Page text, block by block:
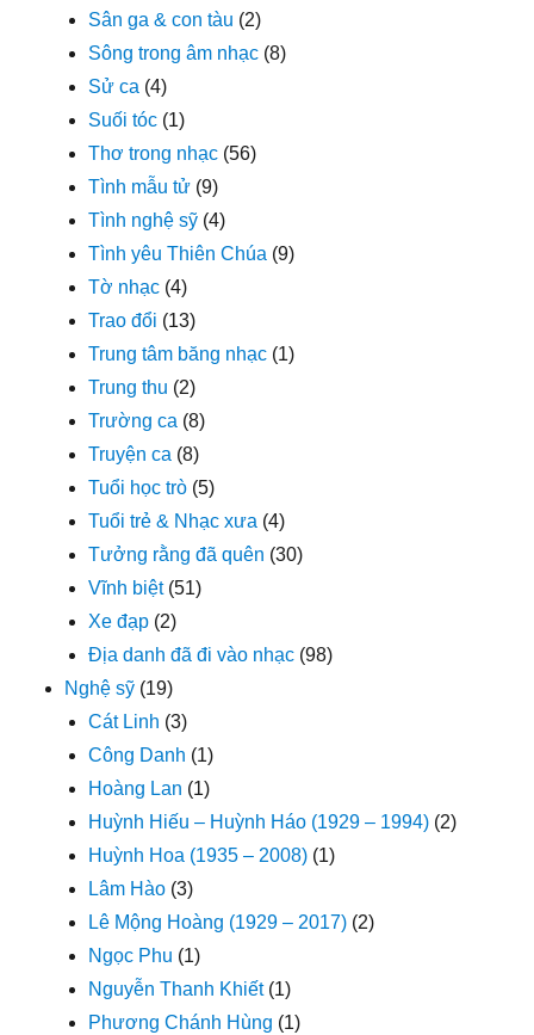
Sân ga & con tàu (2)
Sông trong âm nhạc (8)
Sử ca (4)
Suối tóc (1)
Thơ trong nhạc (56)
Tình mẫu tử (9)
Tình nghệ sỹ (4)
Tình yêu Thiên Chúa (9)
Tờ nhạc (4)
Trao đổi (13)
Trung tâm băng nhạc (1)
Trung thu (2)
Trường ca (8)
Truyện ca (8)
Tuổi học trò (5)
Tuổi trẻ & Nhạc xưa (4)
Tưởng rằng đã quên (30)
Vĩnh biệt(51)
Xe đạp (2)
Địa danh đã đi vào nhạc (98)
Nghệ sỹ (19)
Cát Linh (3)
Công Danh (1)
Hoàng Lan (1)
Huỳnh Hiếu – Huỳnh Háo (1929 – 1994) (2)
Huỳnh Hoa (1935 – 2008) (1)
Lâm Hào (3)
Lê Mộng Hoàng (1929 – 2017) (2)
Ngọc Phu (1)
Nguyễn Thanh Khiết(1)
Phương Chánh Hùng (1)